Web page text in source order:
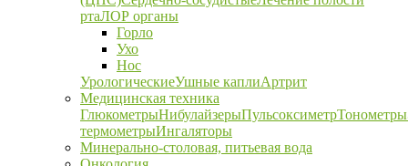
ртаЛОР органы
Горло
Ухо
Нос
УрологическиеУшные каплиАртрит
Медицинская техника
ГлюкометрыНибулайзерыПульсоксиметрТонометры
термометрыИнгаляторы
Минерально-столовая, питьевая вода